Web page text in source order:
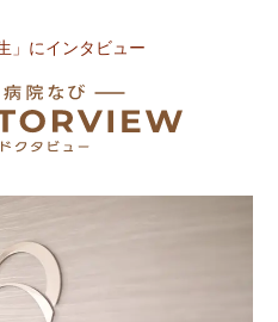
」にインタビュー